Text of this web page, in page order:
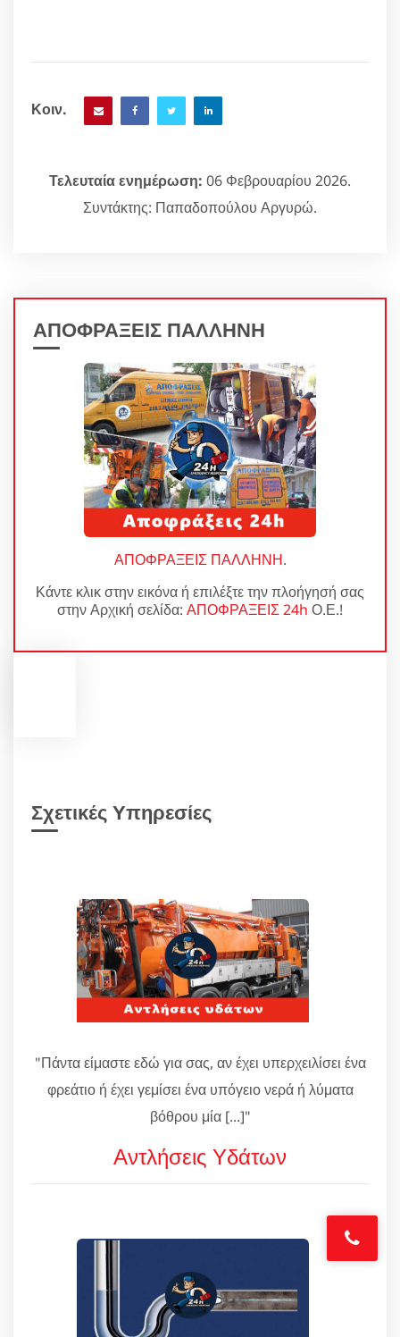
Κοιν.
Τελευταία ενημέρωση: 06 Φεβρουαρίου 2026.
Συντάκτης: Παπαδοπούλου Αργυρώ.
ΑΠΟΦΡΑΞΕΙΣ ΠΑΛΛΗΝΗ
ΑΠΟΦΡΑΞΕΙΣ ΠΑΛΛΗΝΗ.
Κάντε κλικ στην εικόνα ή επιλέξτε την πλοήγησή σας
στην Αρχική σελίδα: ΑΠΟΦΡΑΞΕΙΣ 24h Ο.Ε.!
Σχετικές Υπηρεσίες
"Πάντα είμαστε εδώ για σας, αν έχει υπερχειλίσει ένα
φρεάτιο ή έχει γεμίσει ένα υπόγειο νερά ή λύματα
βόθρου μία [...]"
Αντλήσεις Υδάτων